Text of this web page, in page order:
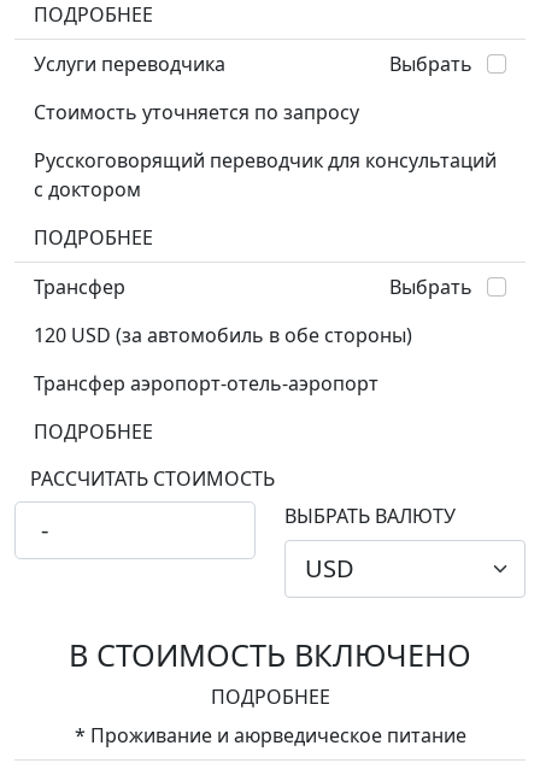
ПОДРОБНЕЕ
Услуги переводчика
Выбрать
Стоимость уточняется по запросу
Русскоговорящий переводчик для консультаций
с доктором
ПОДРОБНЕЕ
Трансфер
Выбрать
120 USD (за автомобиль в обе стороны)
Трансфер аэропорт-отель-аэропорт
ПОДРОБНЕЕ
РАССЧИТАТЬ СТОИМОСТЬ
ВЫБРАТЬ ВАЛЮТУ
В СТОИМОСТЬ ВКЛЮЧЕНО
ПОДРОБНЕЕ
* Проживание и аюрведическое питание